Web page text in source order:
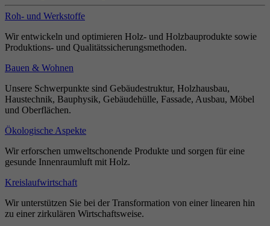
Roh- und Werkstoffe
Wir entwickeln und optimieren Holz- und Holzbauprodukte sowie
Produktions- und Qualitätssicherungsmethoden.
Bauen & Wohnen
Unsere Schwerpunkte sind Gebäudestruktur, Holzhausbau,
Haustechnik, Bauphysik, Gebäudehülle, Fassade, Ausbau, Möbel
und Oberflächen.
Ökologische Aspekte
Wir erforschen umweltschonende Produkte und sorgen für eine
gesunde Innenraumluft mit Holz.
Kreislaufwirtschaft
Wir unterstützen Sie bei der Transformation von einer linearen hin
zu einer zirkulären Wirtschaftsweise.